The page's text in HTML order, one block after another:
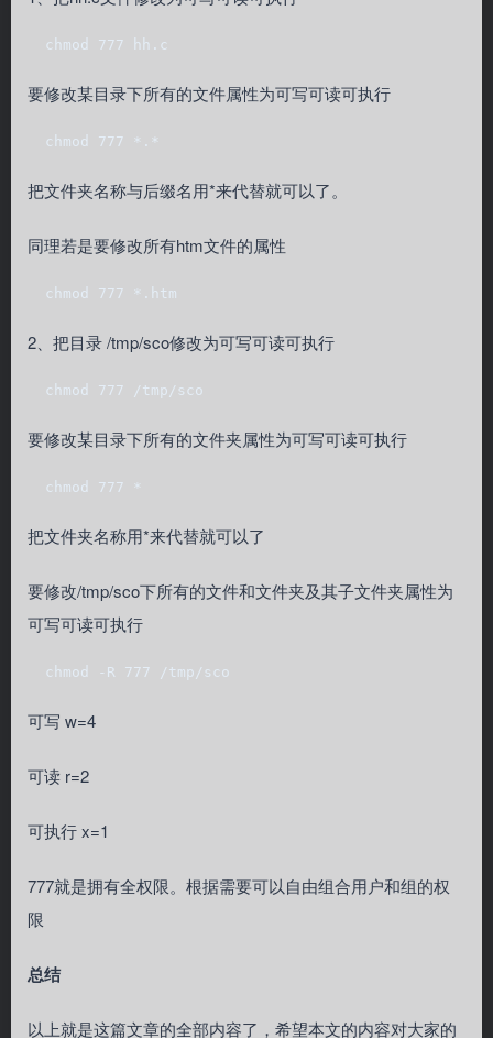
  chmod 777 hh.c
要修改某目录下所有的文件属性为可写可读可执行
  chmod 777 *.*
把文件夹名称与后缀名用*来代替就可以了。
同理若是要修改所有htm文件的属性
  chmod 777 *.htm
2、把目录 /tmp/sco修改为可写可读可执行
  chmod 777 /tmp/sco
要修改某目录下所有的文件夹属性为可写可读可执行
  chmod 777 *
把文件夹名称用*来代替就可以了
要修改/tmp/sco下所有的文件和文件夹及其子文件夹属性为
可写可读可执行
  chmod -R 777 /tmp/sco
可写 w=4
可读 r=2
可执行 x=1
777就是拥有全权限。根据需要可以自由组合用户和组的权
限
总结
以上就是这篇文章的全部内容了，希望本文的内容对大家的